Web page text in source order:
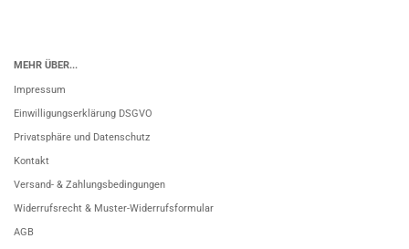
MEHR ÜBER...
Impressum
Einwilligungserklärung DSGVO
Privatsphäre und Datenschutz
Kontakt
Versand- & Zahlungsbedingungen
Widerrufsrecht & Muster-Widerrufsformular
AGB